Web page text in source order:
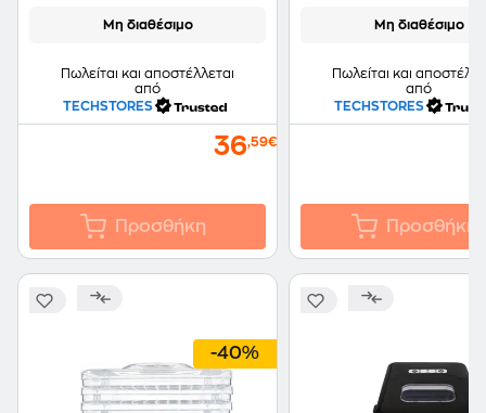
Μη διαθέσιμο
Πωλείται και αποστέλλεται
από
TECHSTORES
36,59€
Προσθήκη
Μη διαθέσιμο
Πωλείται και
από
TECHSTORES
Προσθήκη
-40%